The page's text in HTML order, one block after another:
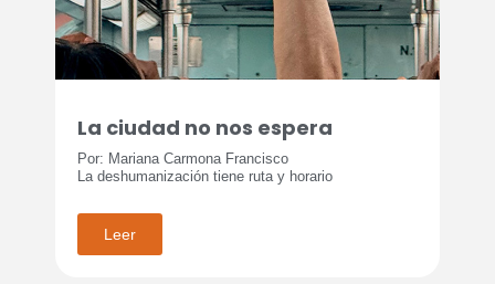
La ciudad no nos espera
Por: Mariana Carmona Francisco
La deshumanización tiene ruta y horario
Leer